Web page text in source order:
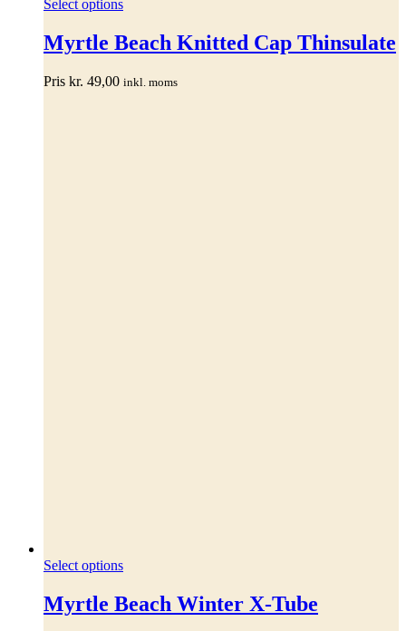
Select optionsDette
har
flere
Mulighederne
Myrtle Beach Knitted Cap Thinsulate
Pris kr. 49,00 inkl. moms
Select optionsDette
har
flere
Myrtle Beach Winter X-Tube